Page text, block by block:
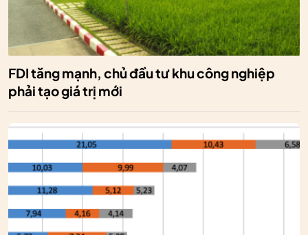
FDI tăng mạnh, chủ đầu tư khu công nghiệp
phải tạo giá trị mới